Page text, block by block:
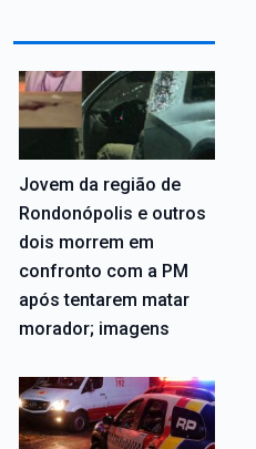
Jovem da região de
Rondonópolis e outros
dois morrem em
confronto com a PM
após tentarem matar
morador; imagens